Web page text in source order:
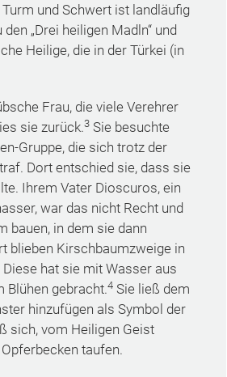
und Schwert ist landläufig
„Drei heiligen Madln“ und
Heilige, die in der Türkei (in
Frau, die viele Verehrer
sie zurück.3Sie besuchte
Gruppe, die sich trotz der
Dort entschied sie, dass sie
Ihrem Vater Dioscuros, ein
war das nicht Recht und
bauen, in dem sie dann
blieben Kirschbaumzweige in
hat sie mit Wasser aus
Blühen gebracht.4Sie ließ dem
hinzufügen als Symbol der
sich, vom Heiligen Geist
taufen.